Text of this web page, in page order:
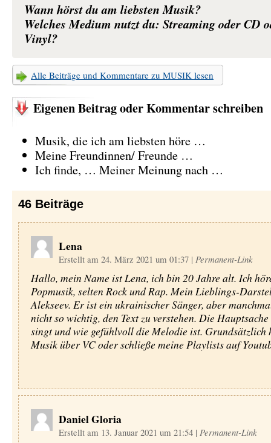
Wann hörst du am liebsten Musik?
Welches Medium nutzt du: Streaming oder CD
Vinyl?
Alle Beiträge und Kommentare zu MUSIK lesen
Eigenen Beitrag oder Kommentar schreiben
Musik, die ich am liebsten höre …
Meine Freundinnen/ Freunde …
Ich finde, … Meiner Meinung nach …
46 Beiträge
Lena
Erstellt am 24. März 2021 um 01:37 | Permanent-Link
Hallo, mein Name ist Lena, ich bin 20 Jahre alt. Ich
Popmusik, selten Rock und Rap. Mein Lieblings-
Alekseev. Er ist ein ukrainischer Sänger, aber
nicht so wichtig, den Text zu verstehen. Die
singt und wie gefühlvoll die Melodie ist. Grundsätzlich
Musik über VC oder schließe meine Playlists auf
Daniel Gloria
Erstellt am 13. Januar 2021 um 21:54 | Permanent-Link